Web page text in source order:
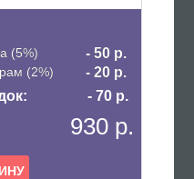
(5%) - 50 р.
(2%)
- 20 р.
- 70 р.
930 р.